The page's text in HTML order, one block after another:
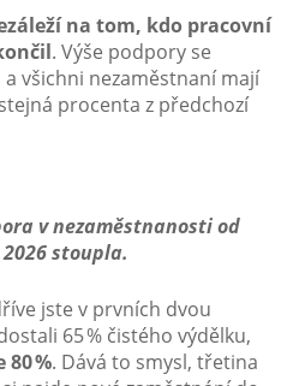
na tom, kdo pracovní
. Výše podpory se
všichni nezaměstnaní mají
procenta z předchozí
v nezaměstnanosti od
stoupla.
jste v prvních dvou
65 % čistého výdělku,
80 %. Dává to smysl, třetina